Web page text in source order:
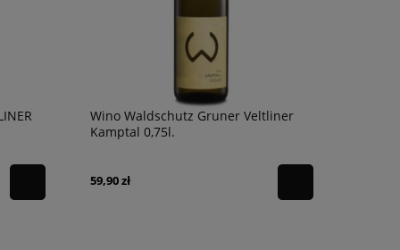
Wino Waldschutz Gruner Veltliner
Kamptal 0,75l.
59,90 zł